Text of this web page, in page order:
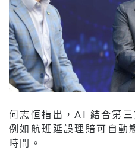
何志恒指出，AI 結合第三
例如航班延誤理賠可自動
時間。